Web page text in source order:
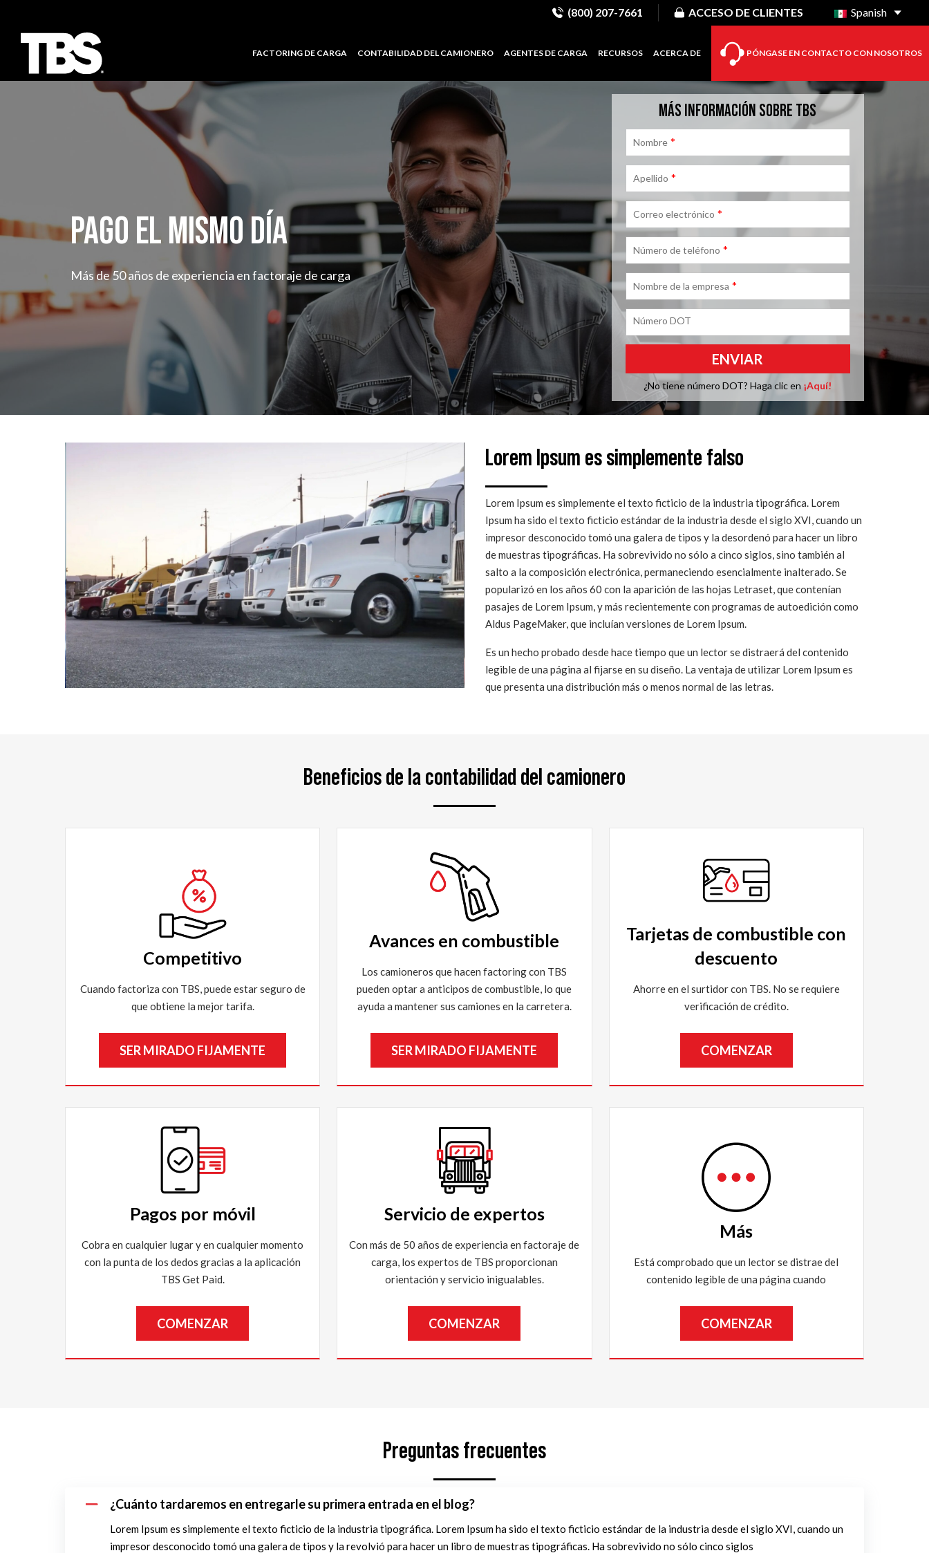
(800) 207-7661 ACCESO DE CLIENTES Spanish
FACTORING DE CARGA CONTABILIDAD DEL CAMIONERO AGENTES DE CARGA RECURSOS ACERCA DE PÓNGASE EN CONTACTO CON NOSOTROS
PAGO EL MISMO DÍA
Más de 50 años de experiencia en factoraje de carga
MÁS INFORMACIÓN SOBRE TBS
Nombre *
Apellido *
Correo electrónico *
Número de teléfono *
Nombre de la empresa *
Número DOT
¿No tiene número DOT? Haga clic en ¡Aquí!
Lorem Ipsum es simplemente falso
Lorem Ipsum es simplemente el texto ficticio de la industria tipográfica. Lorem
Ipsum ha sido el texto ficticio estándar de la industria desde el siglo XVI, cuando un
impresor desconocido tomó una galera de tipos y la desordenó para hacer un libro
de muestras tipográficas. Ha sobrevivido no sólo a cinco siglos, sino también al
salto a la composición electrónica, permaneciendo esencialmente inalterado. Se
popularizó en los años 60 con la aparición de las hojas Letraset, que contenían
pasajes de Lorem Ipsum, y más recientemente con programas de autoedición como
Aldus PageMaker, que incluían versiones de Lorem Ipsum.
Es un hecho probado desde hace tiempo que un lector se distraerá del contenido
legible de una página al fijarse en su diseño. La ventaja de utilizar Lorem Ipsum es
que presenta una distribución más o menos normal de las letras.
Beneficios de la contabilidad del camionero
Competitivo
Cuando factoriza con TBS, puede estar seguro de
que obtiene la mejor tarifa.
SER MIRADO FIJAMENTE
Avances en combustible
Los camioneros que hacen factoring con TBS
pueden optar a anticipos de combustible, lo que
ayuda a mantener sus camiones en la carretera.
SER MIRADO FIJAMENTE
Tarjetas de combustible con
descuento
Ahorre en el surtidor con TBS. No se requiere
verificación de crédito.
COMENZAR
Pagos por móvil
Cobra en cualquier lugar y en cualquier momento
con la punta de los dedos gracias a la aplicación
TBS Get Paid.
COMENZAR
Servicio de expertos
Con más de 50 años de experiencia en factoraje de
carga, los expertos de TBS proporcionan
orientación y servicio inigualables.
COMENZAR
Más
Está comprobado que un lector se distrae del
contenido legible de una página cuando
COMENZAR
Preguntas frecuentes
¿Cuánto tardaremos en entregarle su primera entrada en el blog?
Lorem Ipsum es simplemente el texto ficticio de la industria tipográfica. Lorem Ipsum ha sido el texto ficticio estándar de la industria desde el siglo XVI, cuando un
impresor desconocido tomó una galera de tipos y la revolvió para hacer un libro de muestras tipográficas. Ha sobrevivido no sólo cinco siglos